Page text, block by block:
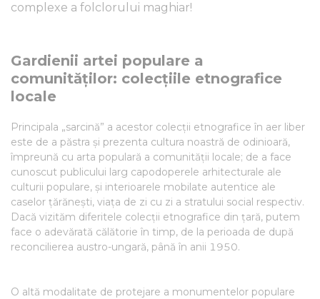
complexe a folclorului maghiar!
Gardienii artei populare a
comunităților: colecțiile etnografice
locale
Principala „sarcină” a acestor colecții etnografice în aer liber
este de a păstra și prezenta cultura noastră de odinioară,
împreună cu arta populară a comunității locale; de a face
cunoscut publicului larg capodoperele arhitecturale ale
culturii populare, și interioarele mobilate autentice ale
caselor țărănești, viața de zi cu zi a stratului social respectiv.
Dacă vizităm diferitele colecții etnografice din țară, putem
face o adevărată călătorie în timp, de la perioada de după
reconcilierea austro-ungară, până în anii 1950.
O altă modalitate de protejare a monumentelor populare